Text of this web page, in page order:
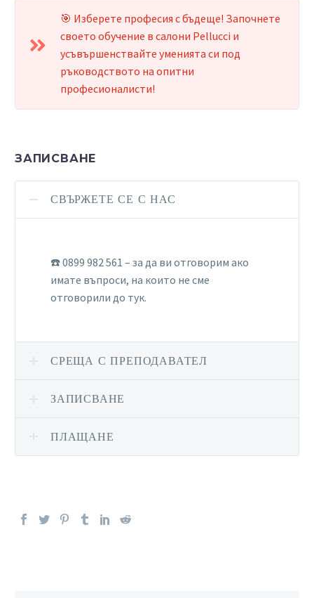
🎯 Изберете професия с бъдеще! Започнете
своето обучение в салони Pellucci и
усъвършенствайте уменията си под
ръководството на опитни
професионалисти!
ЗАПИСВАНЕ
СВЪРЖЕТЕ СЕ С НАС
☎️ 0899 982 561 – за да ви отговорим ако
имате въпроси, на които не сме
отговорили до тук.
СРЕЩА С ПРЕПОДАВАТЕЛ
ЗАПИСВАНЕ
ПЛАЩАНЕ